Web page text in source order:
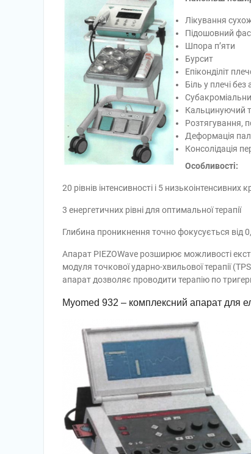
Лікування
Підошовний
Шпора п’яти
Бурсит
Епіконділіт
Біль у плечі без
Кальцинуючий
Розтягування,
Деформація
Консолідація
Особливості:
20 рівнів інтенсивності і 5 низькоінтенсивних
3 енергетичних рівні для оптимальної терапії
Глибина проникнення точно фокусується від
Апарат PIEZOWave розширює можливості
модуля точкової ударно-хвильової терапії
апарат дозволяє проводити терапію по
Myomed 932 – комплексний апарат для